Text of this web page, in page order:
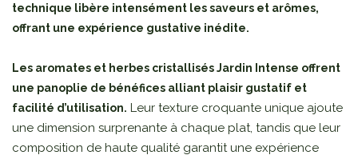
technique libère intensément les saveurs et arômes,
offrant une expérience gustative inédite.
Les aromates et herbes cristallisés Jardin Intense offrent
une panoplie de bénéfices alliant plaisir gustatif et
facilité d’utilisation. Leur texture croquante unique ajoute
une dimension surprenante à chaque plat, tandis que leur
composition de haute qualité garantit une expérience